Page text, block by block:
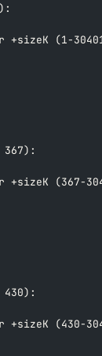
(1-
367):
(367-
430):
(430-